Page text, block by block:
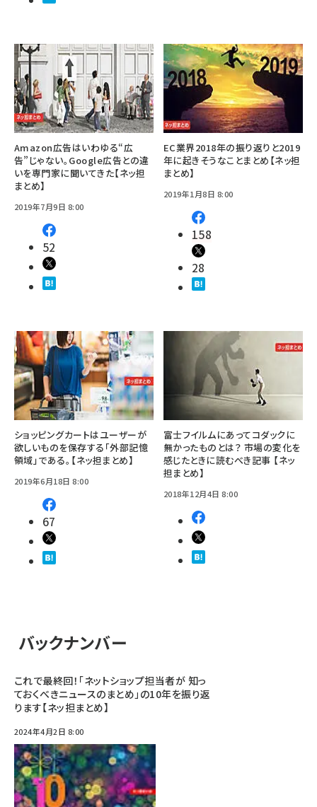
Amazon広告はいわゆる“広
告”じゃない。Google広告との違
いを専門家に聞いてきた【ネッ担
まとめ】
2019年7月9日 8:00
52
EC業界2018年の振り返りと2019
年に起きそうなことまとめ【ネッ担
まとめ】
2019年1月8日 8:00
158
28
ショッピングカートはユーザーが
欲しいものを保存する「外部記憶
領域」である。【ネッ担まとめ】
2019年6月18日 8:00
67
富士フイルムにあってコダックに
無かったものとは？ 市場の変化を
感じたときに読むべき記事 【ネッ
担まとめ】
2018年12月4日 8:00
バックナンバー
これで最終回！「ネットショップ担当者が 知っ
ておくべきニュースのまとめ」の10年を振り返
ります【ネッ担まとめ】
2024年4月2日 8:00